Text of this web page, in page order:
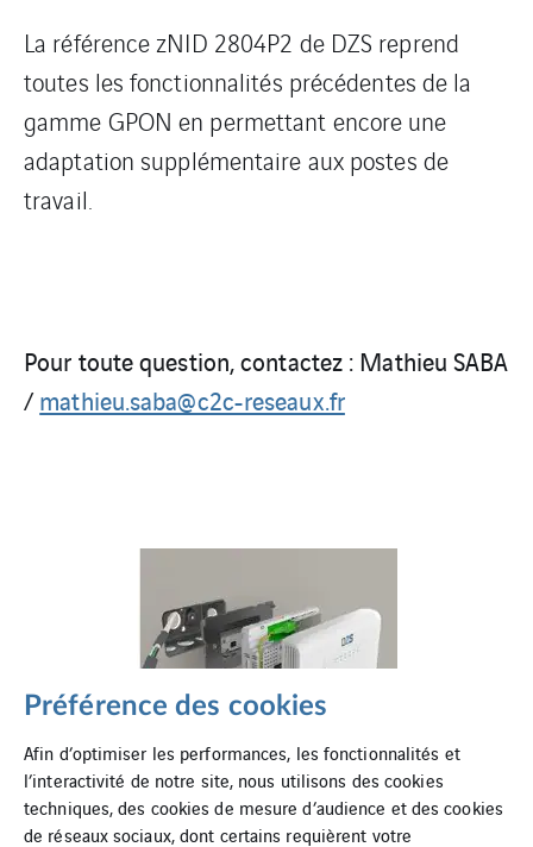
La référence zNID 2804P2 de DZS reprend
toutes les fonctionnalités précédentes de la
gamme GPON en permettant encore une
adaptation supplémentaire aux postes de
travail.
Pour toute question, contactez : Mathieu SABA
/ mathieu.saba@c2c-reseaux.fr
Préférence des cookies
Afin d’optimiser les performances, les fonctionnalités et
l’interactivité de notre site, nous utilisons des cookies
techniques, des cookies de mesure d’audience et des cookies
de réseaux sociaux, dont certains requièrent votre